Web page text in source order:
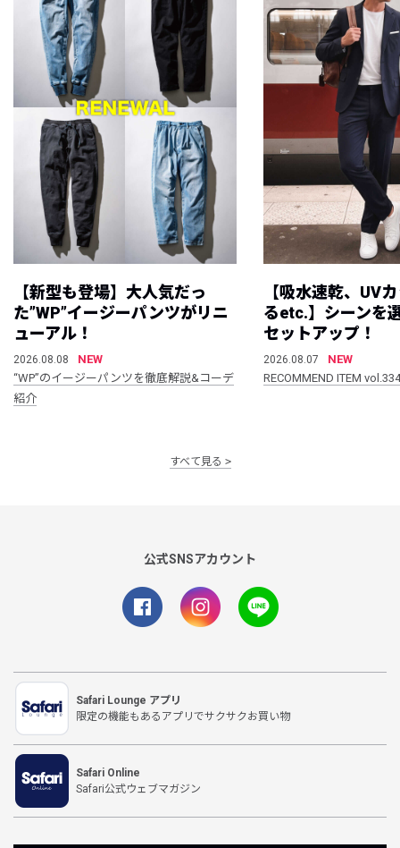
【新型も登場】大人気だっ
た”WP”イージーパンツがリニ
ューアル！
2026.08.08
NEW
“WP”のイージーパンツを徹底解説&コーデ
紹介
【吸水速乾、UV
るetc.】シーンを
セットアップ！
2026.08.07
NEW
RECOMMEND ITEM vol.334
すべて見る
公式SNSアカウント
Safari Lounge アプリ
限定の機能もあるアプリでサクサクお買い物
Safari Online
Safari公式ウェブマガジン